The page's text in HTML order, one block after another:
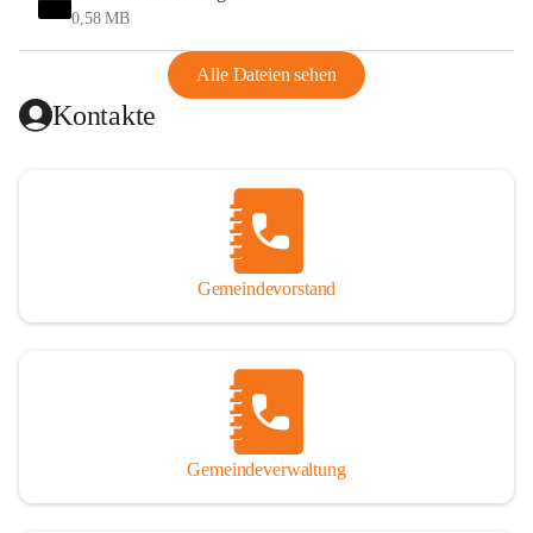
und Ungarn war. Dadurch war Wörterberg von Wörth
Aus diesem Grund war die Bevölkerung dazu gezwungen,
Schmuggel zu betreiben. Es kam oft zu nächtlichen
Überfällen und Schießereien. Erst mit dem Anschluss des
wirtschaftlich ging es bergauf. Dieser Aufschwung endete
1926. Es folgten Arbeitslosigkeit, Preissteigerung und
Unanbringlichkeit von Produkten. Daher wurde der
Anschluss an das Deutsche Reich begrüßt. Als der Zweite
Weltkrieg ausbrach, schwang die Stimmung um. Es starben
26 Männer an der Front, weitere 16 werden vermisst.
Von 1971 bis 1991 gehörte Wörterberg zur Gemeinde
Ollersdorf. Durch den Einsatz von mehreren Ortsansässigen
wurde Wörterberg 1991 wieder eine eigenständige
0,58 MB
Alle Dateien sehen
Kontakte
Gemeindevorstand
Gemeindeverwaltung